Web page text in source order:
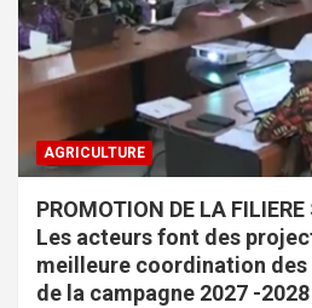
AGRICULTURE
PROMOTION DE LA
Les acteurs font des
meilleure coordination
de la campagne 2027 -2028